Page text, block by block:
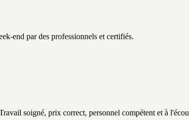
end par des professionnels et certifiés.
soigné, prix correct, personnel compétent et à